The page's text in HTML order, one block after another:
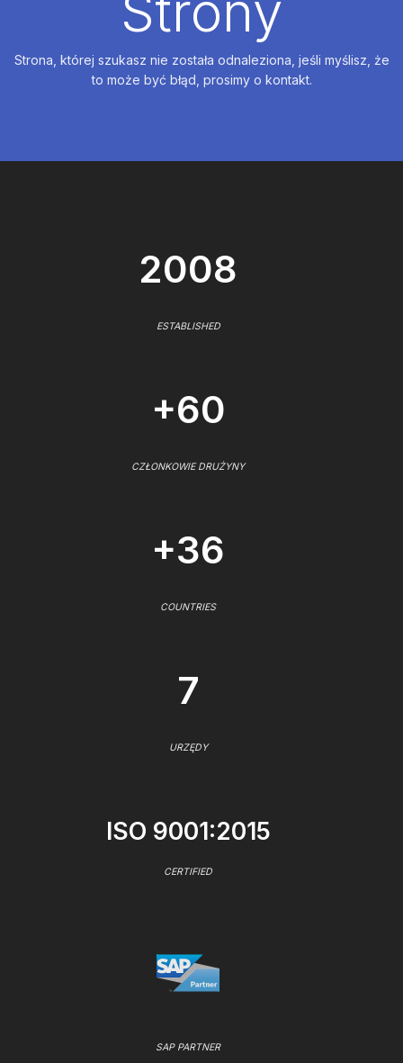
Strona, której szukasz nie została odnaleziona, jeśli myślisz, że
to może być błąd, prosimy o kontakt.
2008
ESTABLISHED
+60
CZŁONKOWIE DRUŻYNY
+36
COUNTRIES
7
URZĘDY
ISO 9001:2015
CERTIFIED
SAP PARTNER